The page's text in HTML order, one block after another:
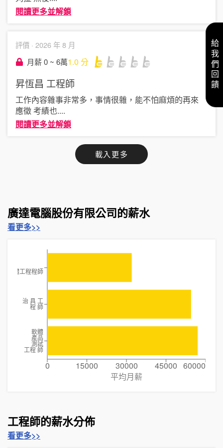
閱讀更多並解鎖
評價 · 2026 年 8 月
月薪 0 ~ 6萬1.0 分
昇恆昌 工程師
工作內容雜事非常多，事情很雜，能不怕麻煩的再來
應徵 考績也....
閱讀更多並解鎖
載入更多
廣達電腦股份有限公司的薪水
看更多>>
0 15000 30000 45000 60000
平均月薪
硬體工程程師
治 具 工
程 師
軟體
產品
測試
工程 師
工程師的薪水分佈
看更多>>
給我們回饋